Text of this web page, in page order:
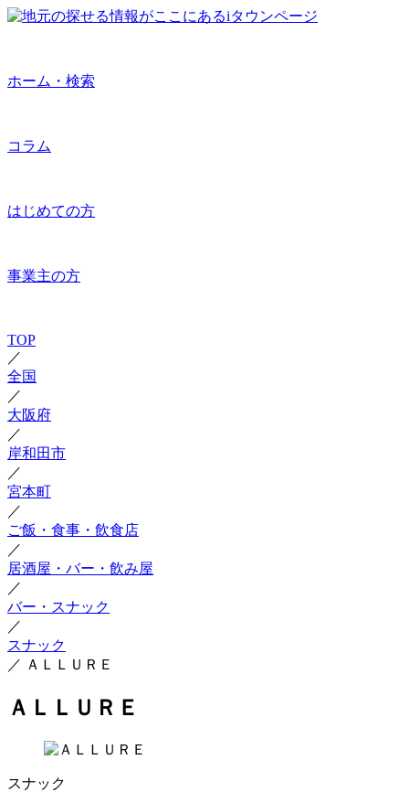
ホーム・検索
コラム
はじめての方
事業主の方
TOP
／
全国
／
大阪府
／
岸和田市
／
宮本町
／
ご飯・食事・飲食店
／
居酒屋・バー・飲み屋
／
バー・スナック
／
スナック
／ ＡＬＬＵＲＥ
ＡＬＬＵＲＥ
スナック